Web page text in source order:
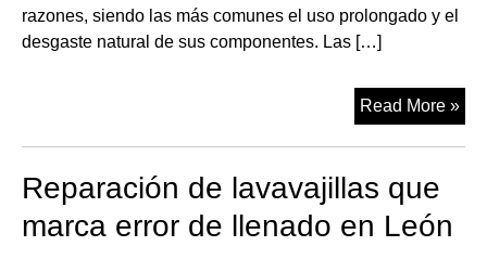
razones, siendo las más comunes el uso prolongado y el
desgaste natural de sus componentes. Las […]
Read More »
de
Reparación de lavavajillas que
marca error de llenado en León